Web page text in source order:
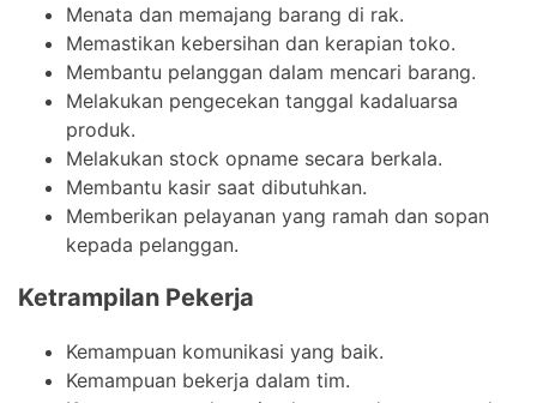
Menata dan memajang barang di rak.
Memastikan kebersihan dan kerapian toko.
Membantu pelanggan dalam mencari barang.
Melakukan pengecekan tanggal kadaluarsa
produk.
Melakukan stock opname secara berkala.
Membantu kasir saat dibutuhkan.
Memberikan pelayanan yang ramah dan sopan
kepada pelanggan.
Ketrampilan Pekerja
Kemampuan komunikasi yang baik.
Kemampuan bekerja dalam tim.